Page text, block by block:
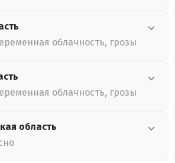
облачность, грозы
облачность, грозы
область